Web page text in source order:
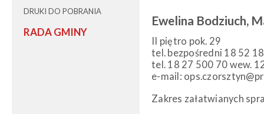
DRUKI DO POBRANIA
RADA GMINY
Ewelina Bodziuch,
II piętro pok. 29
tel. bezpośredni 18 52
tel. 18 27 500 70 wew.
e-mail:
Zakres załatwianych